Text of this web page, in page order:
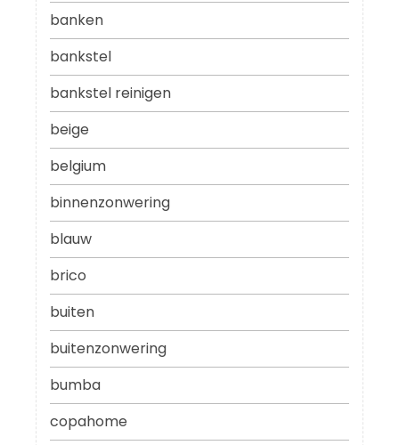
banken
bankstel
bankstel reinigen
beige
belgium
binnenzonwering
blauw
brico
buiten
buitenzonwering
bumba
copahome